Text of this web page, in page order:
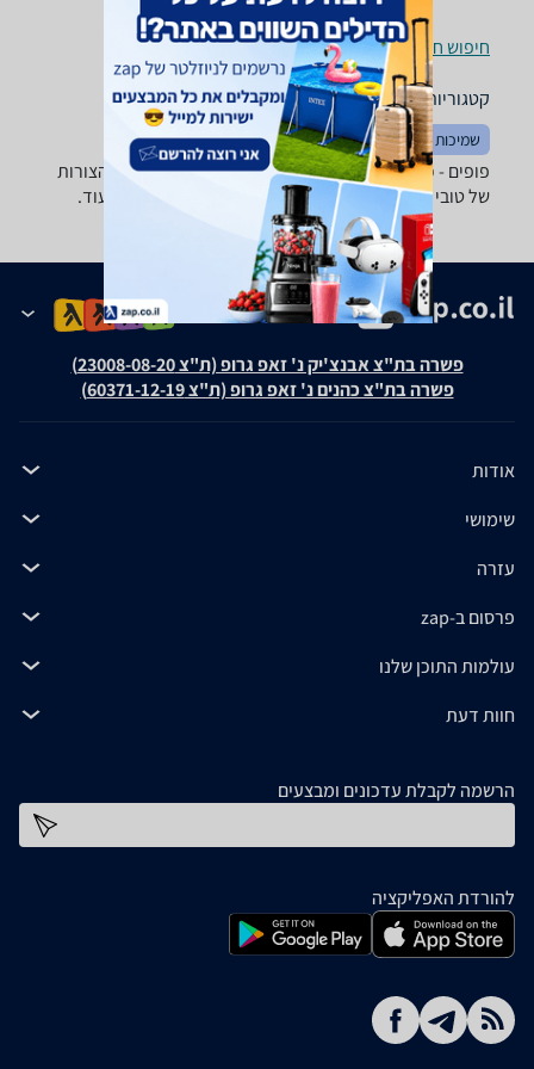
חיפוש חנויות פופים לפי עיר
קטגוריות משלימות
שמיכות וכריות שטיחים
פופים - ‏כרית ישיבה מבחר ענק של פופים בכל הגדלים והצורות
של טובי היצרנים: camptown ,Intex, GreenBanana ועוד.
פשרה בת"צ אבנצ'יק נ' זאפ גרופ (ת"צ 23008-08-20)
פשרה בת"צ כהנים נ' זאפ גרופ (ת"צ 60371-12-19)
אודות
שימושי
עזרה
פרסום ב-zap
עולמות התוכן שלנו
חוות דעת
הרשמה לקבלת עדכונים ומבצעים
להורדת האפליקציה